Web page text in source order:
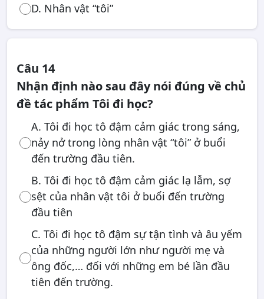
D. Nhân vật “tôi”
Câu 14
Nhận định nào sau đây nói đúng về chủ
đề tác phẩm Tôi đi học?
A. Tôi đi học tô đậm cảm giác trong sáng,
nảy nở trong lòng nhân vật “tôi” ở buổi
đến trường đầu tiên.
B. Tôi đi học tô đậm cảm giác lạ lẫm, sợ
sệt của nhân vật tôi ở buổi đến trường
đầu tiên
C. Tôi đi học tô đậm sự tận tình và âu yếm
của những người lớn như người mẹ và
ông đốc,… đối với những em bé lần đầu
tiên đến trường.